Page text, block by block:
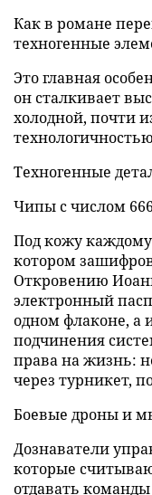
Как в романе
техногенные
Это главная
он сталкивает
холодной, почти
Техногенные
Чипы с числом
Под кожу
котором
Откровению
электронный
одном флаконе, а
подчинения
права на жизнь:
через турникет,
Боевые дроны и
Дознаватели
которые
отдавать